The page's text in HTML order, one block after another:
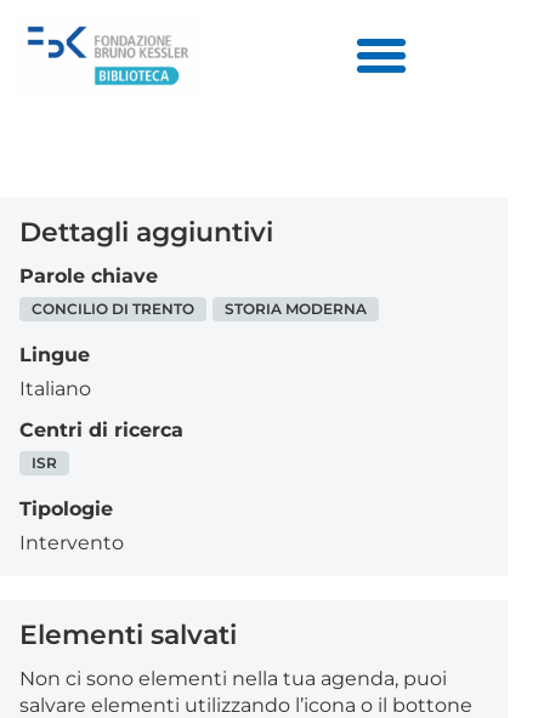
Dettagli aggiuntivi
Parole chiave
CONCILIO DI TRENTO STORIA MODERNA
Lingue
Italiano
Centri di ricerca
ISR
Tipologie
Intervento
Elementi salvati
Non ci sono elementi nella tua agenda, puoi
salvare elementi utilizzando l’icona o il bottone